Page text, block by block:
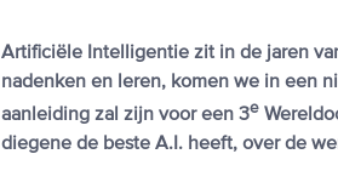
Artificiële Intelligentie zit in de jaren
nadenken en leren, komen we in een
aanleiding zal zijn voor een 3e
diegene de beste A.I. heeft, over de